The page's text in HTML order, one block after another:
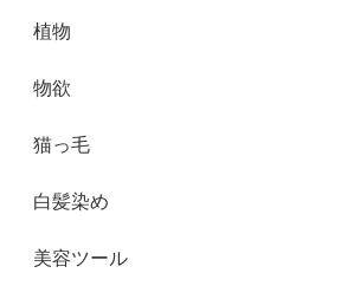
植物
物欲
猫っ毛
白髪染め
美容ツール